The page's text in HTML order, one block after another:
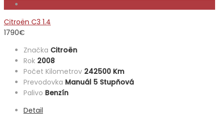
Citroën C3 1.4
1790€
Značka Citroën
Rok 2008
Počet Kilometrov 242500 Km
Prevodovka Manuál 5 Stupňová
Palivo Benzín
Detail